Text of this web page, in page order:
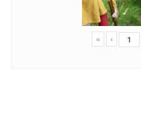
« ‹